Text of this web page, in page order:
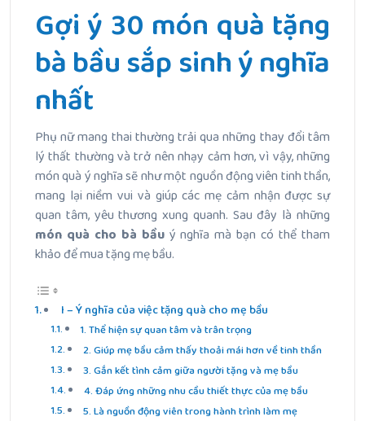
Gợi ý 30 món quà tặng
bà bầu sắp sinh ý nghĩa
nhất
Phụ nữ mang thai thường trải qua những thay đổi tâm
lý thất thường và trở nên nhạy cảm hơn, vì vậy, những
món quà ý nghĩa sẽ như một nguồn động viên tinh thần,
mang lại niềm vui và giúp các mẹ cảm nhận được sự
quan tâm, yêu thương xung quanh. Sau đây là những
món quà cho bà bầuý nghĩa mà bạn có thể tham
khảo để mua tặng mẹ bầu.
I – Ý nghĩa của việc tặng quà cho mẹ bầu
1. Thể hiện sự quan tâm và trân trọng
2. Giúp mẹ bầu cảm thấy thoải mái hơn về tinh thần
3. Gắn kết tình cảm giữa người tặng và mẹ bầu
4. Đáp ứng những nhu cầu thiết thực của mẹ bầu
5. Là nguồn động viên trong hành trình làm mẹ